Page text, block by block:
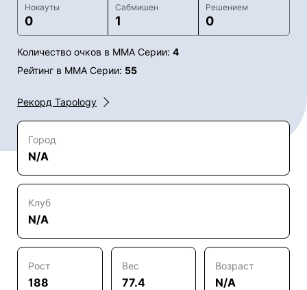
Нокауты
0
Сабмишен
1
Решением
0
Количество очков в ММА Серии: 4
Рейтинг в ММА Серии: 55
Рекорд Tapology
Город
N/A
Клуб
N/A
Рост
188
Вес
77.4
Возраст
N/A